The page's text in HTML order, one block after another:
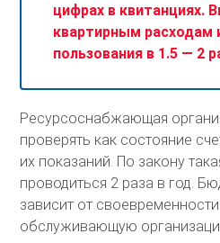
цифрах в квитанциях.
квартирным расходам
пользования в 1.5 — 2
Ресурсоснабжающая
проверять как состояние
их показаний. По закону
проводиться 2 раза в год.
зависит от
обслуживающую